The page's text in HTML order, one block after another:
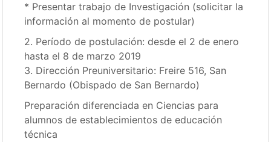
* Presentar trabajo de Investigación (solicitar la
información al momento de postular)
2. Período de postulación: desde el 2 de enero
hasta el 8 de marzo 2019
3. Dirección Preuniversitario: Freire 516, San
Bernardo (Obispado de San Bernardo)
Preparación diferenciada en Ciencias para
alumnos de establecimientos de educación
técnica